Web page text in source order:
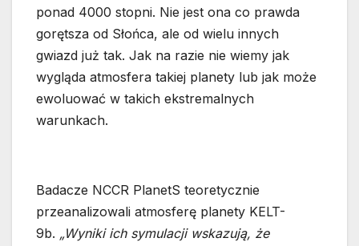
ponad 4000 stopni. Nie jest ona co prawda
gorętsza od Słońca, ale od wielu innych
gwiazd już tak. Jak na razie nie wiemy jak
wygląda atmosfera takiej planety lub jak może
ewoluować w takich ekstremalnych
warunkach.
Badacze NCCR PlanetS teoretycznie
przeanalizowali atmosferę planety KELT-
9b. „Wyniki ich symulacji wskazują, że